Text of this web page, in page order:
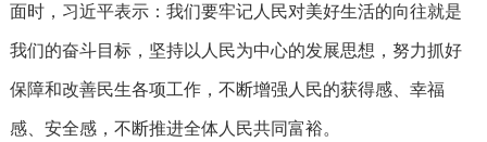
面时，习近平表示：我们要牢记人民对美好生活的向往就是
我们的奋斗目标，坚持以人民为中心的发展思想，努力抓好
保障和改善民生各项工作，不断增强人民的获得感、幸福
感、安全感，不断推进全体人民共同富裕。